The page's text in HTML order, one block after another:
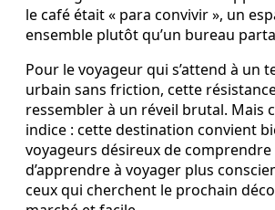
le café était « para convivir », un
ensemble plutôt qu’un bureau
Pour le voyageur qui s’attend à un
urbain sans friction, cette
ressembler à un réveil brutal. Mais
indice : cette destination convient
voyageurs désireux de
d’apprendre à voyager plus
ceux qui cherchent le prochain